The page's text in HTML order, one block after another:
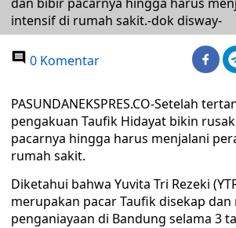
intensif di rumah sakit.-dok disway-
0 Komentar
PASUNDANEKSPRES.CO-Setelah
pengakuan Taufik Hidayat bikin
pacarnya hingga harus menjalani
rumah sakit.
Diketahui bahwa Yuvita Tri Rezeki
merupakan pacar Taufik disekap dan
penganiayaan di Bandung selama 3